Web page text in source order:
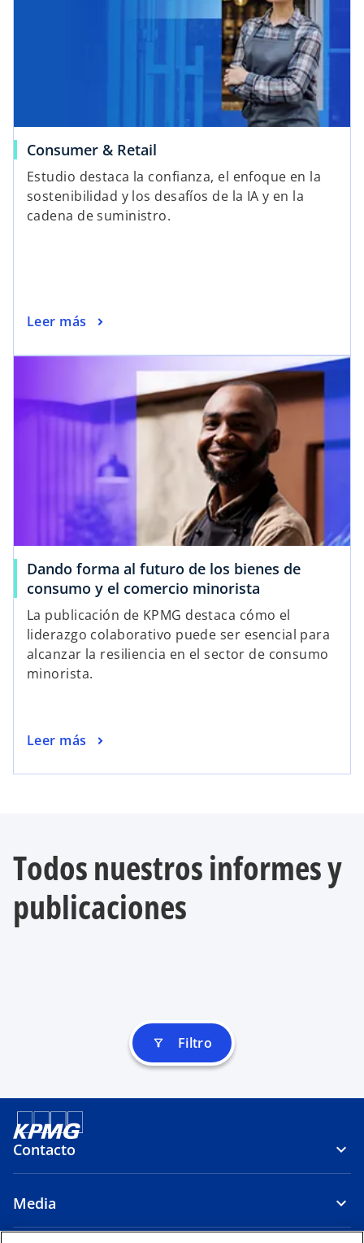
Consumer & Retail
Estudio destaca la confianza, el enfoque en la
sostenibilidad y los desafíos de la IA y en la
cadena de suministro.
Leer más
Dando forma al futuro de los bienes de
consumo y el comercio minorista
La publicación de KPMG destaca cómo el
liderazgo colaborativo puede ser esencial para
alcanzar la resiliencia en el sector de consumo
minorista.
Leer más
Todos nuestros informes y
publicaciones
filter_alt Filtro
Contacto
Media